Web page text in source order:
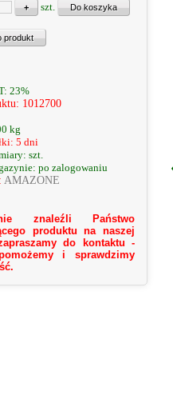
szt.
23%
1012700
kg
5 dni
szt.
po zalogowaniu
AMAZONE
znaleźli Państwo
produktu na naszej
do kontaktu -
i sprawdzimy